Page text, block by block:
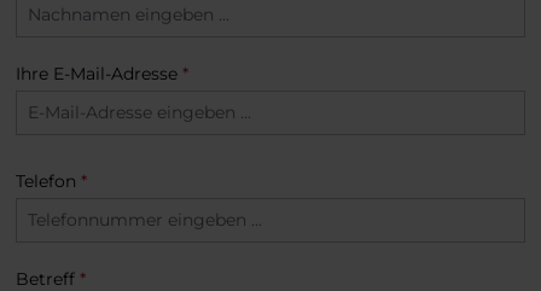
Ihre E-Mail-Adresse *
Telefon *
Betreff *